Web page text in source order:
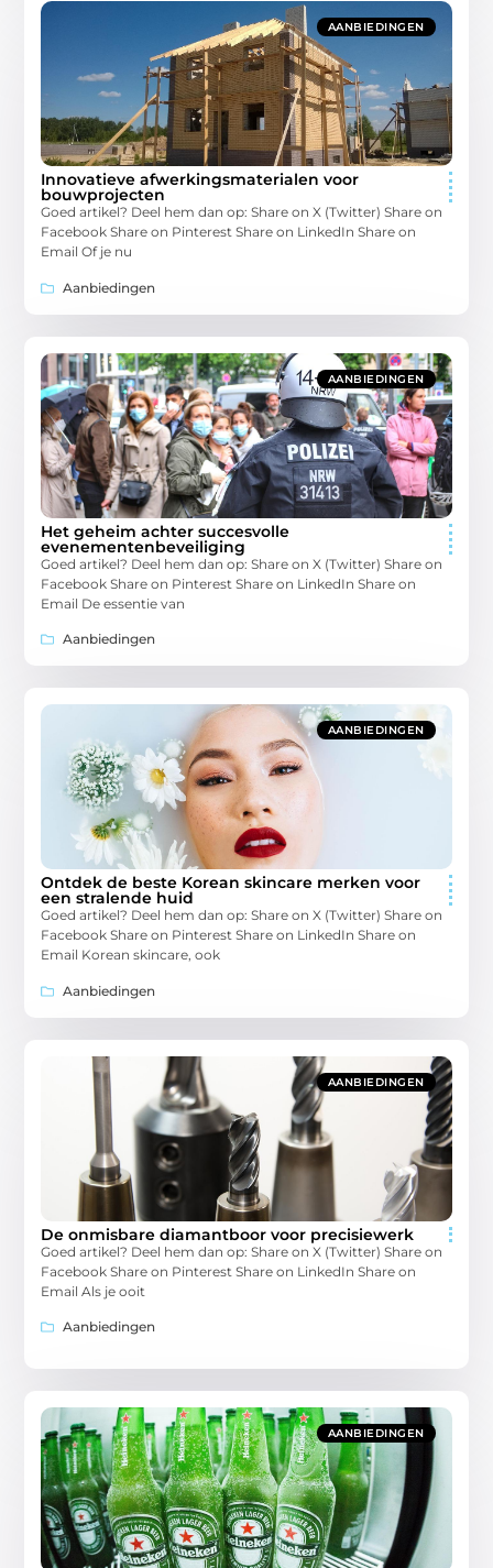
AANBIEDINGEN
Innovatieve afwerkingsmaterialen voor
bouwprojecten
Goed artikel? Deel hem dan op: Share on X (Twitter) Share on
Facebook Share on Pinterest Share on LinkedIn Share on
Email Of je nu
Aanbiedingen
AANBIEDINGEN
Het geheim achter succesvolle
evenementenbeveiliging
Goed artikel? Deel hem dan op: Share on X (Twitter) Share on
Facebook Share on Pinterest Share on LinkedIn Share on
Email De essentie van
Aanbiedingen
AANBIEDINGEN
Ontdek de beste Korean skincare merken voor
een stralende huid
Goed artikel? Deel hem dan op: Share on X (Twitter) Share on
Facebook Share on Pinterest Share on LinkedIn Share on
Email Korean skincare, ook
Aanbiedingen
AANBIEDINGEN
De onmisbare diamantboor voor precisiewerk
Goed artikel? Deel hem dan op: Share on X (Twitter) Share on
Facebook Share on Pinterest Share on LinkedIn Share on
Email Als je ooit
Aanbiedingen
AANBIEDINGEN